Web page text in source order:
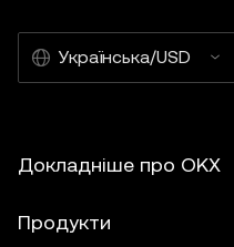
Українська/USD
Докладніше про OKX
Продукти